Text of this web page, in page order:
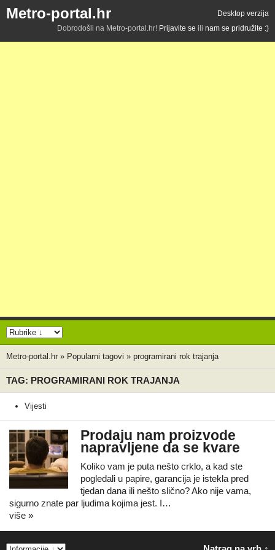
Metro-portal.hr
Desktop verzija
Dobrodošli na Metro-portal.hr! Prijavite se ili nam se pridružite :)
Metro-portal.hr » Popularni tagovi » programirani rok trajanja
TAG: PROGRAMIRANI ROK TRAJANJA
Vijesti
Prodaju nam proizvode
napravljene da se kvare
Koliko vam je puta nešto crklo, a kad ste
pogledali u papire, garancija je istekla pred
tjedan dana ili nešto slično? Ako nije vama,
sigurno znate par ljudima kojima jest. I…
više »